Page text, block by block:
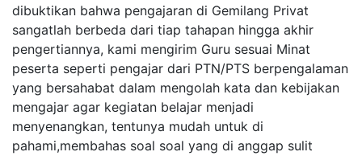
dibuktikan bahwa pengajaran di Gemilang Privat
sangatlah berbeda dari tiap tahapan hingga akhir
pengertiannya, kami mengirim Guru sesuai Minat
peserta seperti pengajar dari PTN/PTS berpengalaman
yang bersahabat dalam mengolah kata dan kebijakan
mengajar agar kegiatan belajar menjadi
menyenangkan, tentunya mudah untuk di
pahami,membahas soal soal yang di anggap sulit